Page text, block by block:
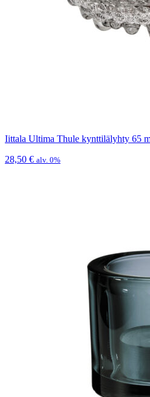
Iittala Ultima Thule kynttilälyhty 65
28,50 € alv. 0%